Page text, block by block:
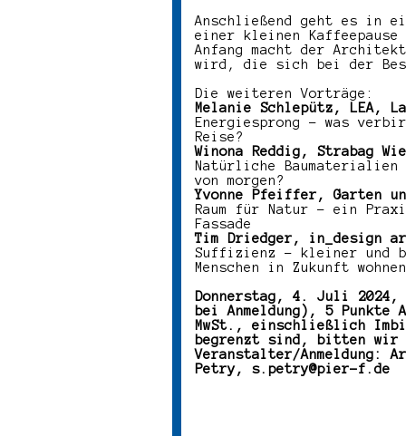
Anschließend geht es in
einer kleinen
Anfang macht der
wird, die sich bei der
Die weiteren Vorträge:
Melanie Schlepütz, LEA,
Energiesprong – was
Reise?
Winona Reddig, Strabag
Natürliche Baumaterialien
von morgen?
Yvonne Pfeiffer, Garten
Raum für Natur – ein
Fassade
Tim Driedger, in_design
Suffizienz – kleiner und
Menschen in Zukunft
Donnerstag, 4. Juli 2024,
bei Anmeldung), 5 Punkte
MwSt., einschließlich
begrenzt sind, bitten wir
Veranstalter/Anmeldung:
Petry, s.petry@pier-f.de